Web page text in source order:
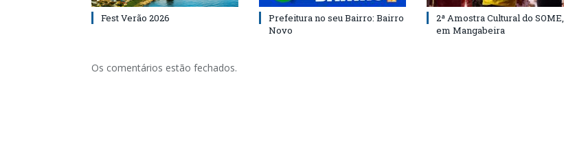
Fest Verão 2026
Prefeitura no seu Bairro: Bairro
Novo
2ª Amostra Cultural do SOME,
em Mangabeira
Os comentários estão fechados.